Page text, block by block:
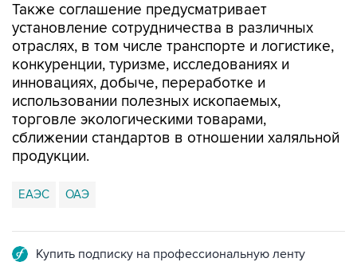
Также соглашение предусматривает
установление сотрудничества в различных
отраслях, в том числе транспорте и логистике,
конкуренции, туризме, исследованиях и
инновациях, добыче, переработке и
использовании полезных ископаемых,
торговле экологическими товарами,
сближении стандартов в отношении халяльной
продукции.
ЕАЭС ОАЭ
Купить подписку на профессиональную ленту